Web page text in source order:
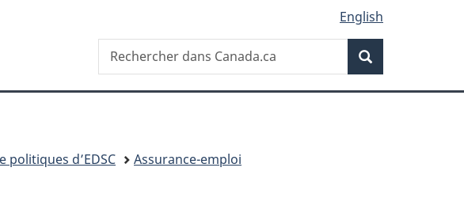
English
Recherche
Rechercher
dans
d’EDSC
Assurance-emploi